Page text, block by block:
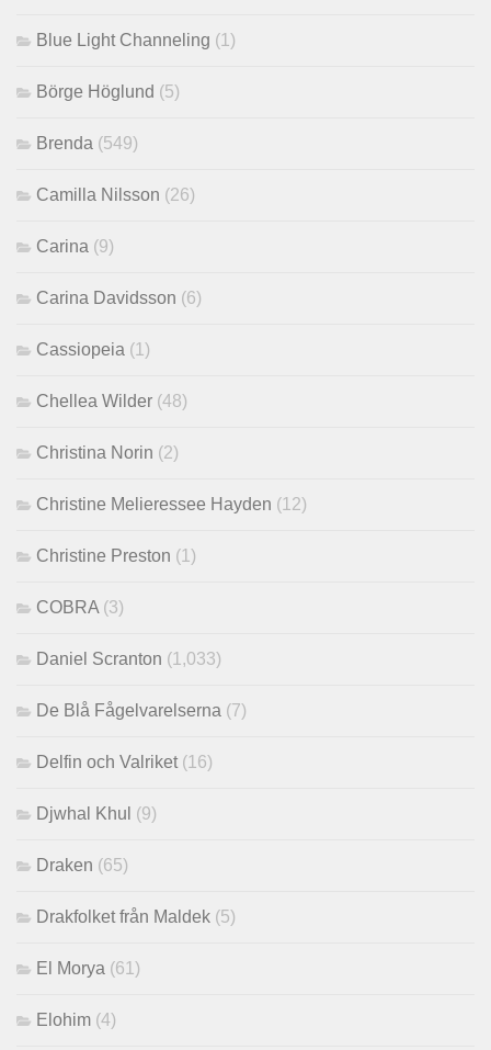
Blue Light Channeling (1)
Börge Höglund (5)
Brenda (549)
Camilla Nilsson (26)
Carina (9)
Carina Davidsson (6)
Cassiopeia (1)
Chellea Wilder (48)
Christina Norin (2)
Christine Melieressee Hayden (12)
Christine Preston (1)
COBRA(3)
Daniel Scranton (1,033)
De Blå Fågelvarelserna (7)
Delfin och Valriket(16)
Djwhal Khul (9)
Draken (65)
Drakfolket från Maldek (5)
El Morya (61)
Elohim (4)